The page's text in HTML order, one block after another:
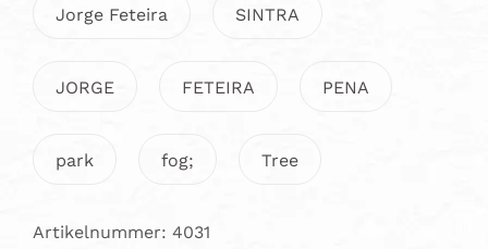
Jorge Feteira SINTRA
JORGE FETEIRA PENA
park fog; Tree
Artikelnummer: 4031